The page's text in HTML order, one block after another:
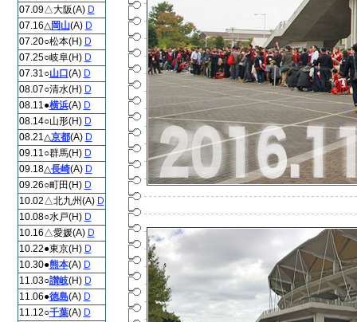
07.09△大阪(A) D
07.16△岡山(A) D
07.20○松本(H) D
07.25○岐阜(H) D
07.31○山口 (A) D
08.07○清水(H) D
08.11●横浜(A) D
08.14○山形(H) D
08.21△京都(A) D
09.11○群馬(H) D
09.18△長崎(A) D
09.26○町田(H) D
10.02△北九州(A) D
10.08○水戸(H) D
10.16△愛媛(A) D
10.22●東京(H) D
10.30●熊本(A) D
11.03○讃岐(H) D
11.06●徳島(A) D
11.12○千葉(A) D